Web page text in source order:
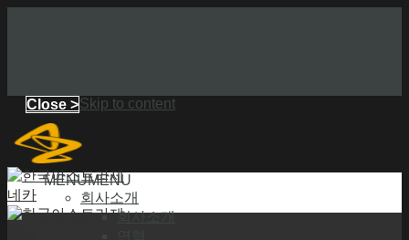
Close >Skip to content
MENUMENU
회사소개
회사소개